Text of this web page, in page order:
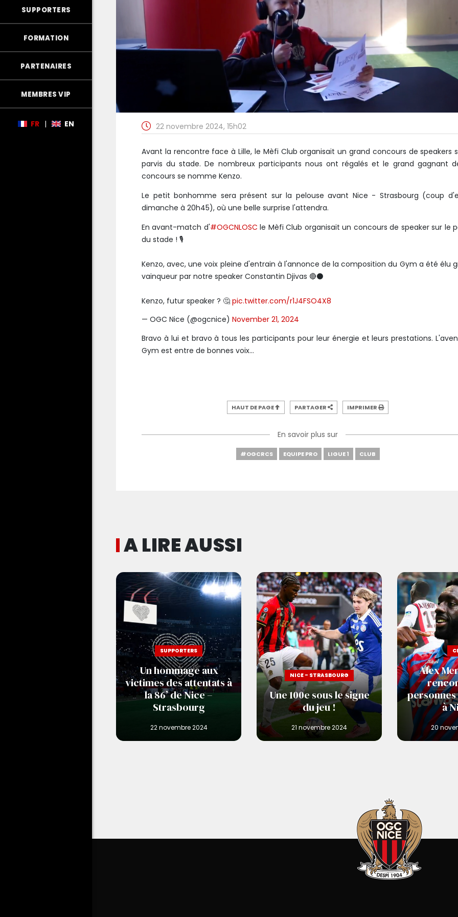
SUPPORTERS
FORMATION
PARTENAIRES
MEMBRES VIP
FR | EN 22 novembre 2024, 15h02
Avant la rencontre face à Lille, le Mèfi Club organisait un grand concours de speakers
parvis du stade. De nombreux participants nous ont régalés et le grand gagnant
concours se nomme Kenzo.
Le petit bonhomme sera présent sur la pelouse avant Nice - Strasbourg (coup
dimanche à 20h45), où une belle surprise l'attendra.
En avant-match d'#OGCNLOSC le Mèfi Club organisait un concours de speaker sur le
du stade ! 🎙️
Kenzo, avec, une voix pleine d'entrain à l'annonce de la composition du Gym a été élu
vainqueur par notre speaker Constantin Djivas 🔴⚫️
Kenzo, futur speaker ? 🤔 pic.twitter.com/r1J4FSO4X8
— OGC Nice (@ogcnice) November 21, 2024
Bravo à lui et bravo à tous les participants pour leur énergie et leurs prestations.
Gym est entre de bonnes voix...
HAUT DE PAGE PARTAGER IMPRIMER
En savoir plus sur
#OGCRCS EQUIPE PRO LIGUE 1 CLUB
A LIRE AUSSI
SUPPORTERS
Un hommage aux
victimes des attentats à
la 86’ de Nice –
Strasbourg
NICE - STRASBOURG
Une 100e sous le signe
du jeu !
Alex
à